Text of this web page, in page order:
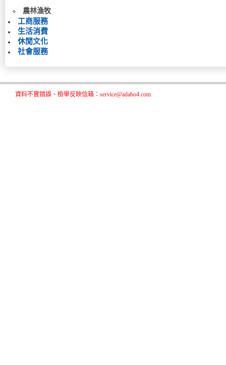
農林漁牧
工商服務
生活消費
休閒文化
社會服務
資料不實錯誤、檢舉反映信箱：service@adabo4.com